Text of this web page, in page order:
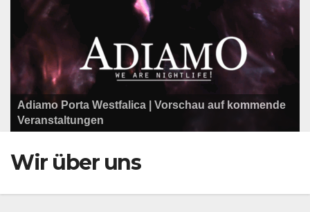
Programm der Komödie am Klosterplatz.
Litfaßsäule Überregional
Adiamo Porta Westfalica | Vorschau auf kommende
Veranstaltungen
Litfaßsäule Überregional
Tanzfest Bielefeld - 19. Juli bis 1. August 2026
Litfaßsäule Überregional
Wir über uns